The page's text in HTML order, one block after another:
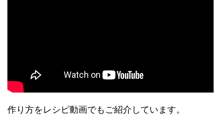
作り方をレシピ動画でもご紹介しています。